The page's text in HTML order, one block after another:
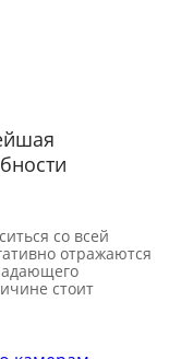
со всей
отражаются
стоит